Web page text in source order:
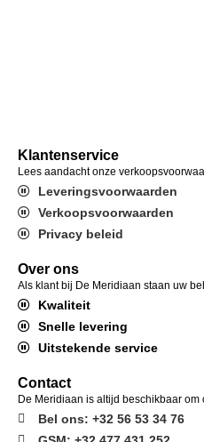
Klantenservice
Lees aandacht onze
Leveringsvoorwaarden
Verkoopsvoorwaarden
Privacy beleid
Over ons
Als klant bij De Meridiaan staan uw
Kwaliteit
Snelle levering
Uitstekende service
Contact
De Meridiaan is altijd beschikbaar
Bel ons: +32 56 53 34 76